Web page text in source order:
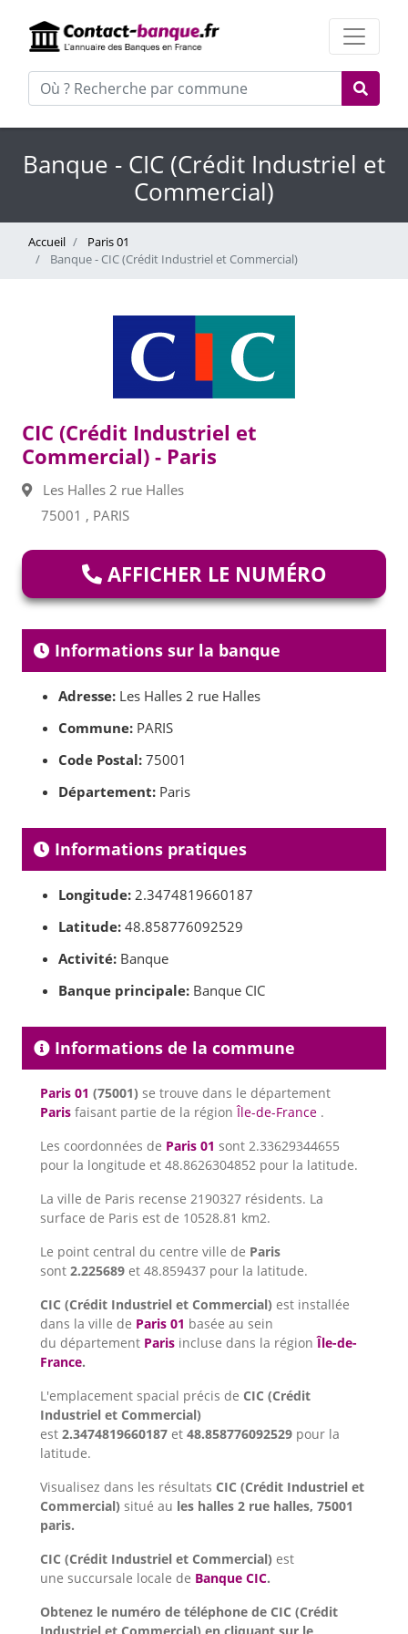
Banque - CIC (Crédit Industriel et
Commercial)
Accueil
Paris 01
Banque - CIC (Crédit Industriel et Commercial)
CIC (Crédit Industriel et
Commercial) - Paris
Les Halles 2 rue Halles
75001 , PARIS
AFFICHER LE NUMÉRO
Informations sur la banque
Adresse: Les Halles 2 rue Halles
Commune: PARIS
Code Postal: 75001
Département: Paris
Informations pratiques
Longitude: 2.3474819660187
Latitude: 48.858776092529
Activité: Banque
Banque principale: Banque CIC
Informations de la commune
Paris 01 (75001) se trouve dans le département
Paris faisant partie de la régionÎle-de-France .
Les coordonnées de Paris 01 sont 2.33629344655
pour la longitude et 48.8626304852 pour la latitude.
La ville de Paris recense 2190327 résidents. La
surface de Paris est de 10528.81 km2.
Le point central du centre ville de Paris
sont 2.225689 et 48.859437 pour la latitude.
CIC (Crédit Industriel et Commercial) est installée
dans la ville de Paris 01 basée au sein
du département Paris incluse dans la régionÎle-de-
France.
L'emplacement spacial précis de CIC (Crédit
Industriel et Commercial)
est 2.3474819660187 et 48.858776092529 pour la
latitude.
Visualisez dans les résultats CIC (Crédit Industriel et
Commercial) situé au les halles 2 rue halles, 75001
paris.
CIC (Crédit Industriel et Commercial) est
une succursale locale de Banque CIC.
Obtenez le numéro de téléphone de CIC (Crédit